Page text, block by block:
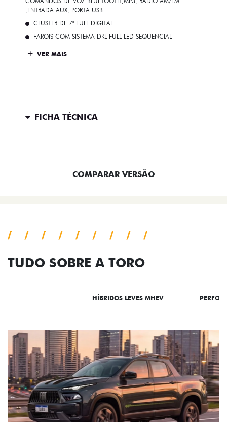
,ENTRADA AUX, PORTA USB
CLUSTER DE 7" FULL DIGITAL
FAROIS COM SISTEMA DRL FULL LED SEQUENCIAL
VER MAIS
FICHA TÉCNICA
COMPARAR VERSÃO
TUDO SOBRE A TORO
HÍBRIDOS LEVES MHEV